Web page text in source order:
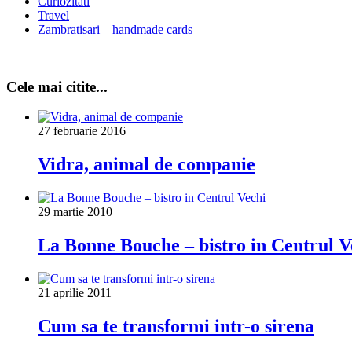
Travel
Zambratisari – handmade cards
Cele mai citite...
27 februarie 2016
Vidra, animal de companie
29 martie 2010
La Bonne Bouche – bistro in Centrul
21 aprilie 2011
Cum sa te transformi intr-o sirena